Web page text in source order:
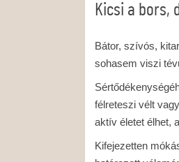
Kicsi a bors,
Bátor, szívós,
sohasem viszi
félreteszi vélt
aktív életet élhet,
Kifejezetten